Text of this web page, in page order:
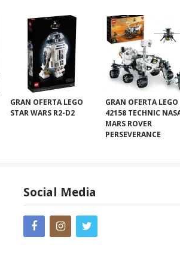
GRAN OFERTA LEGO
STAR WARS R2-D2
GRAN OFERTA LEGO
42158 TECHNIC
MARS ROVER
PERSEVERANCE
Social Media